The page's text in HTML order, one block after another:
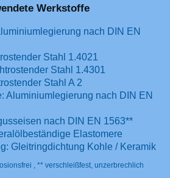
Werkstoffe
nach DIN EN
Stahl 1.4021
Stahl 1.4301
Stahl A 2
Aluminiumlegierung nach DIN EN
nach DIN EN 1563**
Elastomere
Gleitringdichtung Kohle / Keramik
, ** verschleißfest, unzerbrechlich